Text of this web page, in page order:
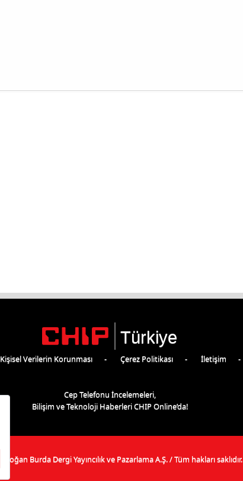
Türkiye
Kişisel Verilerin Korunması Çerez Politikası İletişim
Cep Telefonu İncelemeleri,
Bilişim ve Teknoloji Haberleri CHIP Online’da!
Doğan Burda Dergi Yayıncılık ve Pazarlama A.Ş./ Tüm hakları saklıdır.